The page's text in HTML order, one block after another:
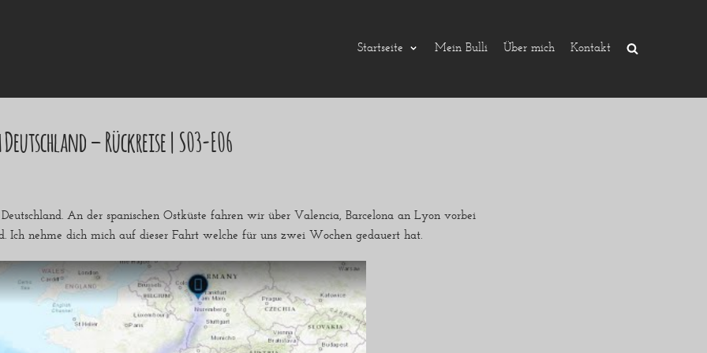
Startseite Mein Bulli Über mich Kontakt
– Rückreise | S03-E06
An der spanischen Ostküste fahren wir über Valencia, Barcelona an Lyon vorbei
Ich nehme dich mich auf dieser Fahrt welche für uns zwei Wochen gedauert hat.